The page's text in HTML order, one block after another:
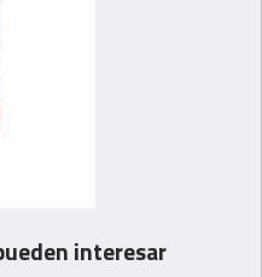
interesar